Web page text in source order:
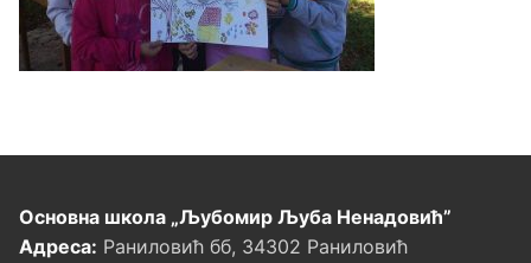
Основна школа „Љубомир Љуба Ненадовић”
Адреса: Раниловић бб, 34302 Раниловић